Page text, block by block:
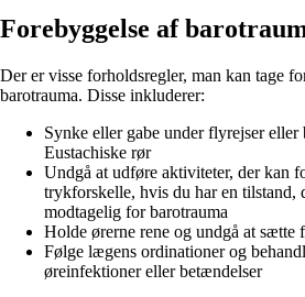
Forebyggelse af
Der er visse forholdsregler, man kan tage
barotrauma. Disse inkluderer:
Synke eller gabe under flyrejser
Eustachiske rør
Undgå at udføre aktiviteter, der kan
trykforskelle, hvis du har en tilstand,
modtagelig for barotrauma
Holde ørerne rene og undgå at sætte
Følge lægens ordinationer og
øreinfektioner eller betændelser